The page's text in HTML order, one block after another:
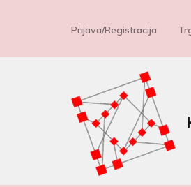
Prijava/Registracija